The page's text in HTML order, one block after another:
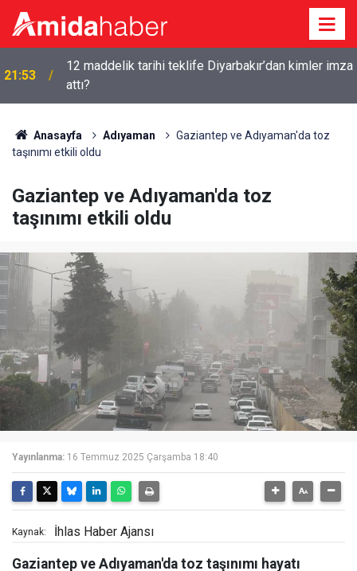
21:53
12 maddelik tarihi teklife Diyarbakır’dan kimler imza
attı?
Anasayfa Adıyaman
Gaziantep ve Adıyaman'da toz
taşınımı etkili oldu
Gaziantep ve Adıyaman'da toz
taşınımı etkili oldu
Yayınlanma: 16 Temmuz 2025 Çarşamba 18:40
Kaynak: İhlas Haber Ajansı
Gaziantep ve Adıyaman'da toz taşınımı hayatı